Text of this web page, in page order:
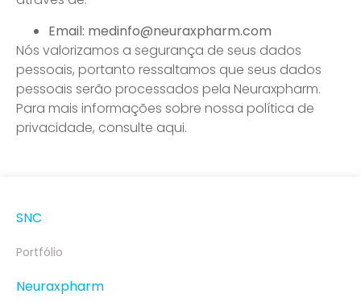
Email: medinfo@neuraxpharm.com
Nós valorizamos a segurança de seus dados
pessoais, portanto ressaltamos que seus dados
pessoais serão processados pela Neuraxpharm.
Para mais informações sobre nossa política de
privacidade, consulte aqui.
SNC
Portfólio
Neuraxpharm